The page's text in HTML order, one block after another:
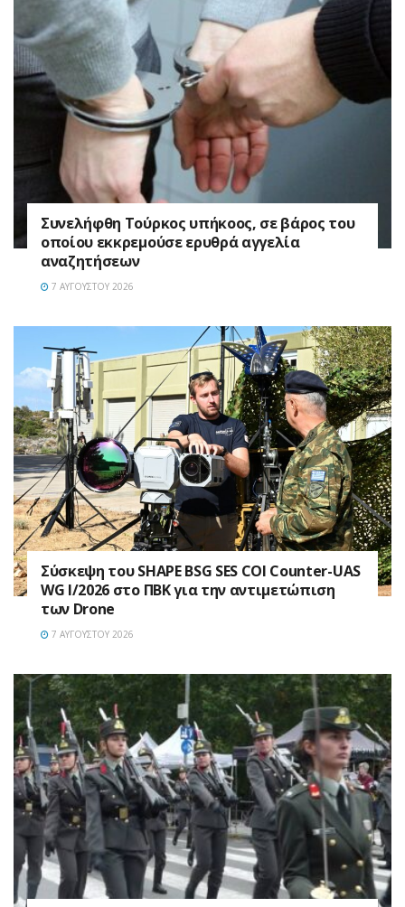
Συνελήφθη Τούρκος υπήκοος, σε βάρος του
οποίου εκκρεμούσε ερυθρά αγγελία
αναζητήσεων
7 ΑΥΓΟΎΣΤΟΥ 2026
Σύσκεψη του SHAPE BSG SES COI Counter-UAS
WG I/2026 στο ΠΒΚ για την αντιμετώπιση
των Drone
7 ΑΥΓΟΎΣΤΟΥ 2026